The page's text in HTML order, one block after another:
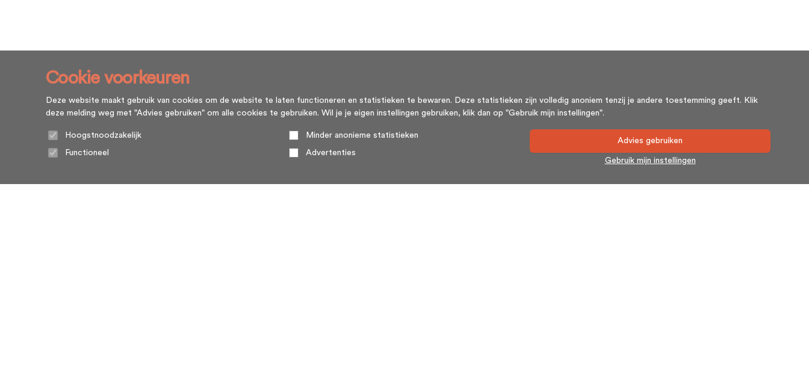
Cookie voorkeuren
Deze website maakt gebruik van cookies om de website te laten functioneren en statistieken te bewaren. Deze statistieken zijn volledig anoniem tenzij je andere toestemming geeft. Klik
deze melding weg met "Advies gebruiken" om alle cookies te gebruiken. Wil je je eigen instellingen gebruiken, klik dan op "Gebruik mijn instellingen".
Hoogstnoodzakelijk
Functioneel
Minder anonieme statistieken
Advertenties
Advies gebruiken
Gebruik mijn instellingen